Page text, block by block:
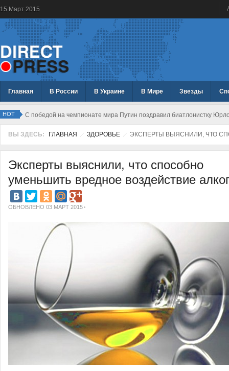
15 Март 2015
Главная В России В Украине В Мире Звезды
HOT С победой на чемпионате мира Путин поздравил биатлонистку
ВЫ ЗДЕСЬ: ГЛАВНАЯ ЗДОРОВЬЕ ЭКСПЕРТЫ ВЫЯСНИЛИ, ЧТО
Эксперты выяснили, что способно
уменьшить вредное воздействие
ОБНОВЛЕНО 03 МАРТ 2015